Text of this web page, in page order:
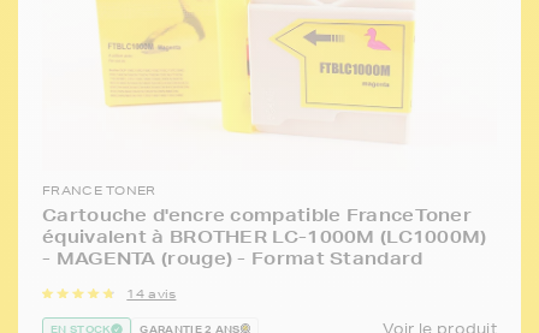
FRANCE TONER
Cartouche d'encre compatible FranceToner
équivalent à BROTHER LC-1000M (LC1000M)
- MAGENTA (rouge) - Format Standard
14 avis